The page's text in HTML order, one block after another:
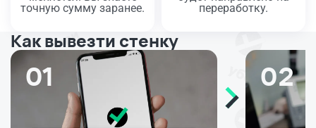
точную сумму заранее.
переработку.
Как вывезти стенку
01 02